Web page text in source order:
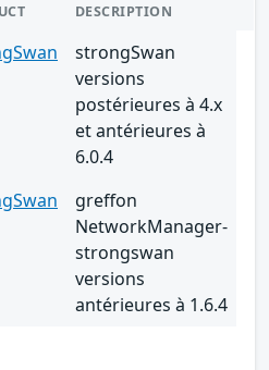
DESCRIPTION
strongSwan
versions
postérieures à 4.x
et antérieures à
6.0.4
greffon
NetworkManager-
strongswan
versions
antérieures à 1.6.4